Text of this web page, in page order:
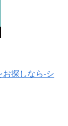
お探しなら-シ